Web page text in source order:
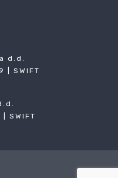
d.d.
| SWIFT
SWIFT